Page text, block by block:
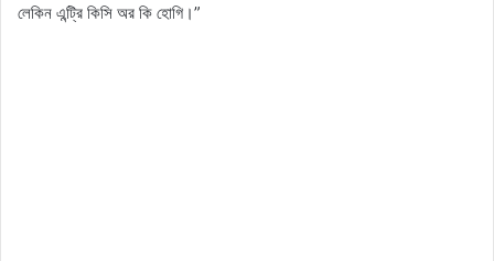
লেকিন এন্ট্রি কিসি অর কি হোগি।”